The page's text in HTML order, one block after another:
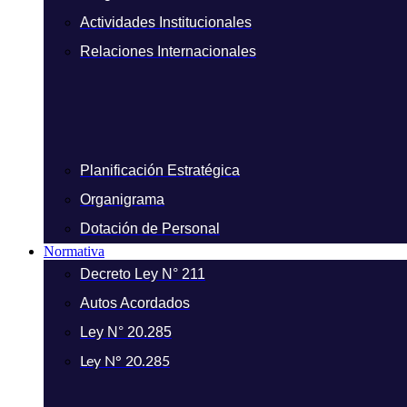
Actividades Institucionales
Relaciones Internacionales
Planificación Estratégica
Organigrama
Dotación de Personal
Normativa
Decreto Ley N° 211
Autos Acordados
Ley N° 20.285
Ley N° 20.285